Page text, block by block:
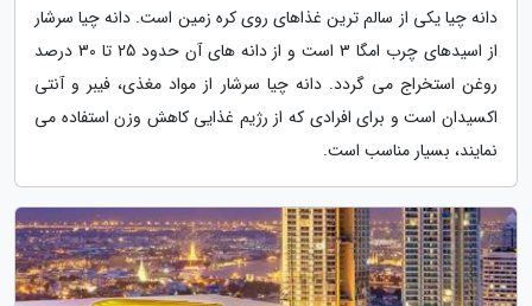
دانه چیا یکی از سالم ترین غذاهای روی کره زمین است. دانه چیا سرشار
از اسیدهای چرب امگا 3 است و از دانه های آن حدود 25 تا 30 درصد
روغن استخراج می گردد. دانه چیا سرشار از مواد مغذی، فیبر و آنتی
اکسیدان است و برای افرادی که از رژیم غذایی کاهش وزن استفاده می
نمایند، بسیار مناسب است.